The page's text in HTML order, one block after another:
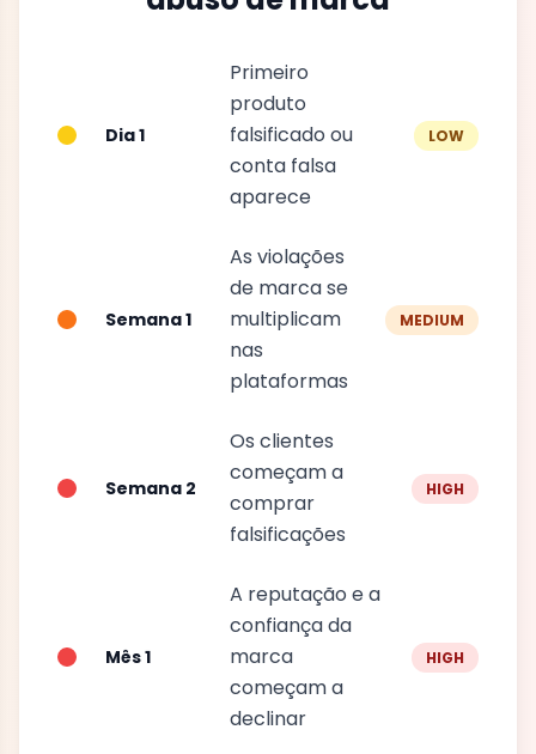
Dia 1
Primeiro
produto
falsificado ou
conta falsa
aparece
LOW
Semana 1
As violações
de marca se
multiplicam
nas
plataformas
MEDIUM
Semana 2
Os clientes
começam a
comprar
falsificações
HIGH
Mês 1
A reputação e a
confiança da
marca
começam a
declinar
HIGH